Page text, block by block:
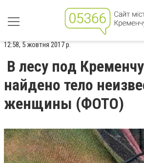
12:58, 5 жовтня 2017 р.
В лесу под
найдено тело
женщины (ФОТО)